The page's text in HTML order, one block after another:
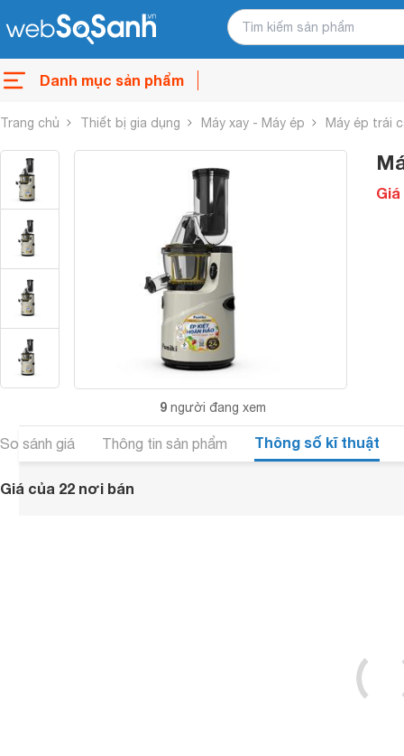
Danh mục sản phẩm
Trang chủ Thiết bị gia dụng Máy xay - Máy ép Máy ép trái
9 người đang xem
Giá
So sánh giá Thông tin sản phẩm Thông số kĩ thuật
Giá của 22 nơi bán